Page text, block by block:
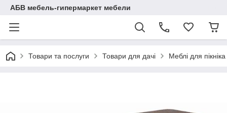
АБВ мебель-гипермаркет мебели
Товари та послуги Товари для дачі Меблі для